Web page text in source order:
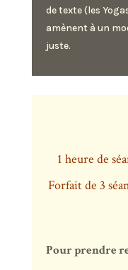
de texte (les
amènent à un
juste.
1 heure de
Forfait de 3
Pour prendre